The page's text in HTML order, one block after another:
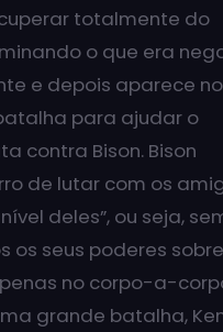
totalmente do
o que era
e depois aparece no
para ajudar o
contra Bison. Bison
de lutar com os
deles”, ou seja,
os seus poderes
no corpo-a-
grande batalha,